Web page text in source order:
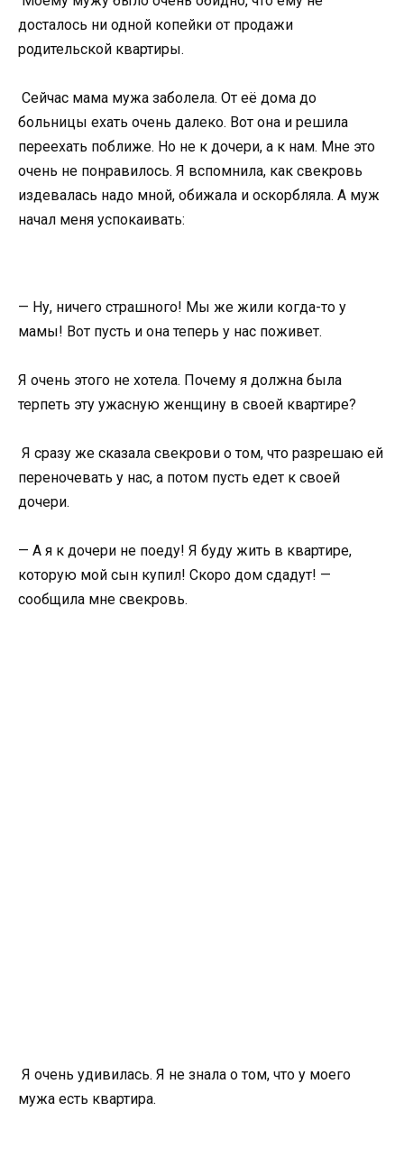
досталось ни одной копейки от продажи
родительской квартиры.
Сейчас мама мужа заболела. От её дома до
больницы ехать очень далеко. Вот она и решила
переехать поближе. Но не к дочери, а к нам. Мне это
очень не понравилось. Я вспомнила, как свекровь
издевалась надо мной, обижала и оскорбляла. А муж
начал меня успокаивать:
— Ну, ничего страшного! Мы же жили когда-то у
мамы! Вот пусть и она теперь у нас поживет.
Я очень этого не хотела. Почему я должна была
терпеть эту ужасную женщину в своей квартире?
Я сразу же сказала свекрови о том, что разрешаю ей
переночевать у нас, а потом пусть едет к своей
дочери.
— А я к дочери не поеду! Я буду жить в квартире,
которую мой сын купил! Скоро дом сдадут! —
сообщила мне свекровь.
Я очень удивилась. Я не знала о том, что у моего
мужа есть квартира.